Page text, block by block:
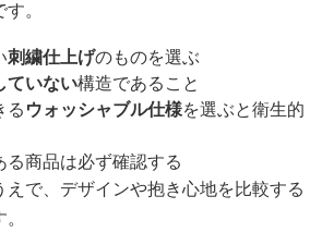
。
刺繍仕上げのものを選ぶ
ていない構造であること
るウォッシャブル仕様を選ぶと衛生的
商品は必ず確認する
で、デザインや抱き心地を比較する